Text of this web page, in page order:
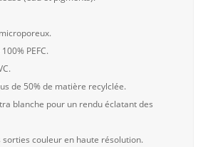
PEFC.
de 50% de matière recylclée.
blanche pour un rendu éclatant des
sorties couleur en haute résolution.